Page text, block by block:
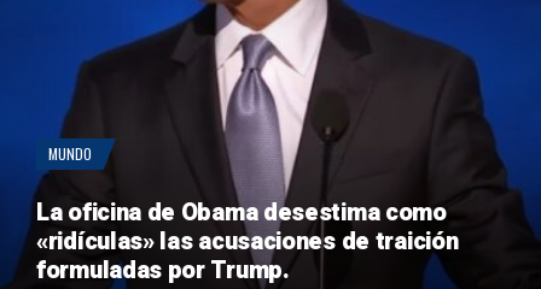
MUNDO
La oficina de Obama desestima como
«ridículas» las acusaciones de traición
formuladas por Trump.